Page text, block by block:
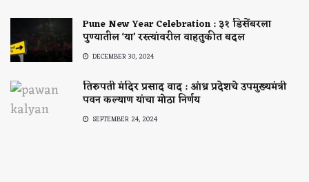
Pune New Year Celebration : ३१ डिसेंबरला
पुण्यातील ‘या’ रस्त्यांवरील वाहतुकीत बदल
DECEMBER 30, 2024
तिरुपती मंदिर प्रसाद वाद : आंध्र प्रदेशचे उपमुख्यमंत्री
पवन कल्याण यांचा मोठा निर्णय
SEPTEMBER 24, 2024